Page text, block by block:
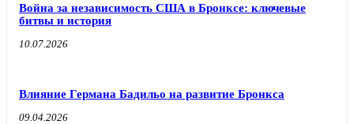
Война за независимость США в Бронксе: ключевые
битвы и история
10.07.2026
Влияние Германа Бадильо на развитие Бронкса
09.04.2026